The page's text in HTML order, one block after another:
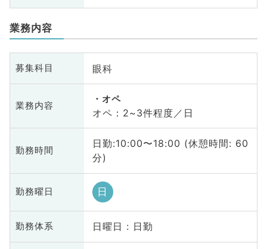
業務内容
募集科目 眼科
業務内容
オペ
オペ：2~3件程度／日
勤務時間
日勤:10:00〜18:00 (休憩時間: 60
分)
勤務曜日 日
勤務体系 日曜日 : 日勤